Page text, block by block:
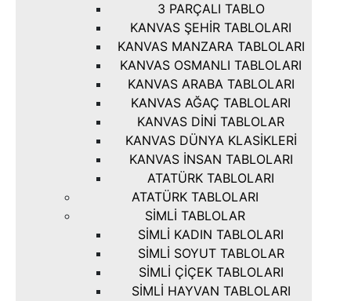
3 PARÇALI TABLO
KANVAS ŞEHIR TABLOLARI
KANVAS MANZARA TABLOLARI
KANVAS OSMANLI TABLOLARI
KANVAS ARABA TABLOLARI
KANVAS AĞAÇ TABLOLARI
KANVAS DINI TABLOLAR
KANVAS DÜNYA KLASIKLERI
KANVAS İNSAN TABLOLARI
ATATÜRK TABLOLARI
ATATÜRK TABLOLARI
SIMLI TABLOLAR
SIMLI KADIN TABLOLARI
SIMLI SOYUT TABLOLAR
SIMLI ÇIÇEK TABLOLARI
SIMLI HAYVAN TABLOLARI